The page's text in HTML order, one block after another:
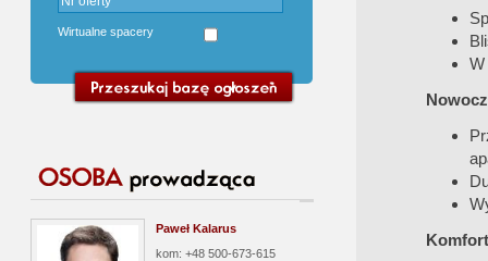
Wirtualne spacery
Paweł Kalarus
kom: +48 500-673-615
W